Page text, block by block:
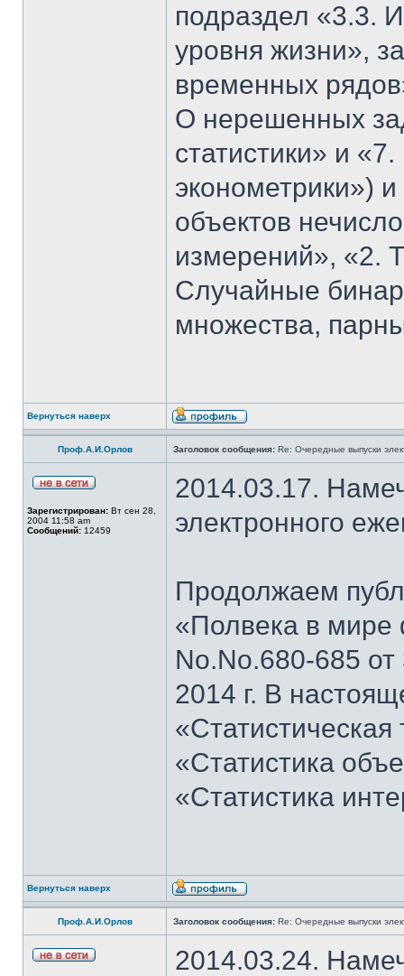
подраздел «3.3.
уровня жизни»,
временных
О нерешенных
статистики» и
эконометрики»)
объектов
измерений», «2.
Случайные
множества,
Вернуться наверх
Проф.А.И.Орлов Заголовок сообщения: Re: Очередные выпуски
Зарегистрирован: Вт сен 28,
2004 11:58 am
Сообщений: 12459
2014.03.17.
электронного
Продолжаем
«Полвека в мире
No.No.680-685
2014 г. В
«Статистика
«Статистика
Вернуться наверх
Проф.А.И.Орлов Заголовок сообщения: Re: Очередные выпуски
2014.03.24.